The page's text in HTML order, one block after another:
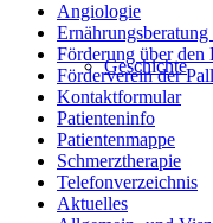
Geschichte
Angiologie
Förderung über
Förderverein der
Kontaktformular
Patienteninfo
Patientenmappe
Schmerztherapie
Telefonverzeichnis
Aktuelles